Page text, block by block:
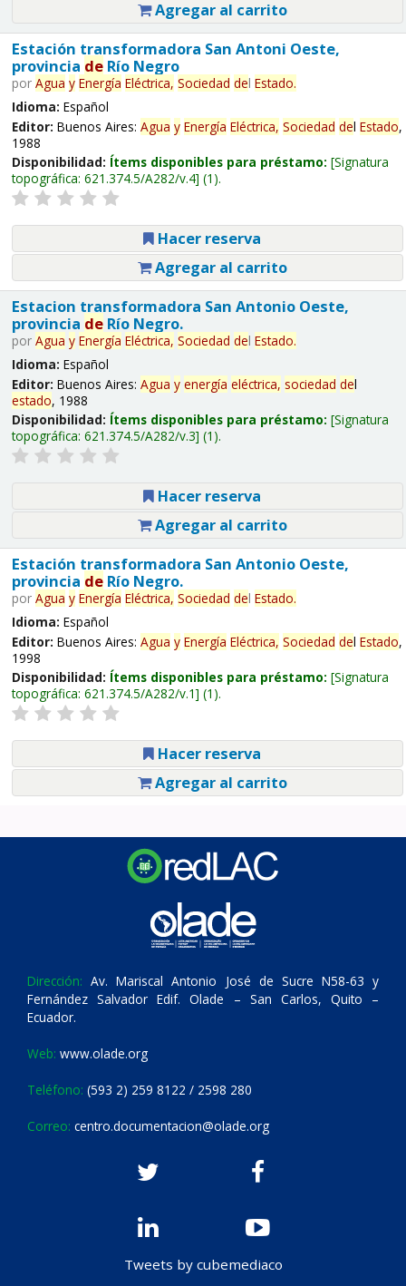
Agregar al carrito
Estación transformadora San Antoni Oeste,
provincia deRío Negro
por Agua y Energía Eléctrica, Sociedad del Estado.
Idioma: Español
Editor: Buenos Aires: Agua y Energía Eléctrica, Sociedad del Estado,
1988
Disponibilidad: Ítems disponibles para préstamo: Signatura
topográfica: 621.374.5/A282/v.4 (1).
Hacer reserva
Agregar al carrito
Estacion transformadora San Antonio Oeste,
provincia deRío Negro.
por Agua y Energía Eléctrica, Sociedad del Estado.
Idioma: Español
Editor: Buenos Aires: Agua y energía eléctrica, sociedad del
estado, 1988
Disponibilidad: Ítems disponibles para préstamo: Signatura
topográfica: 621.374.5/A282/v.3 (1).
Hacer reserva
Agregar al carrito
Estación transformadora San Antonio Oeste,
provincia deRío Negro.
por Agua y Energía Eléctrica, Sociedad del Estado.
Idioma: Español
Editor: Buenos Aires: Agua y Energía Eléctrica, Sociedad del Estado,
1998
Disponibilidad: Ítems disponibles para préstamo: Signatura
topográfica: 621.374.5/A282/v.1 (1).
Hacer reserva
Agregar al carrito
Dirección: Av. Mariscal Antonio José de Sucre N58-63 y
Fernández Salvador Edif. Olade – San Carlos, Quito –
Ecuador.
Web: www.olade.org
Teléfono: (593 2) 259 8122 / 2598 280
Correo: centro.documentacion@olade.org
Tweets by cubemediaco